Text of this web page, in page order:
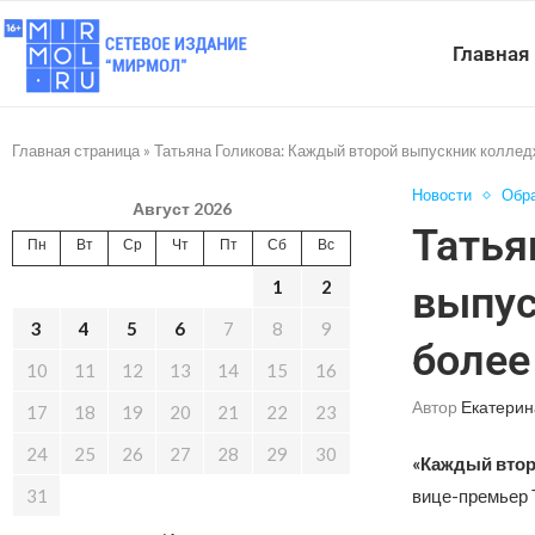
Главная
Главная страница » Татьяна Голикова: Каждый второй выпускник
Новости
Автор
«Каждый
вице-премьер
Август 2026
Пн Вт Ср Чт Пт Сб Вс
1
2
3
4 5 6 7 8
9
10
11 12 13 14 15
16
17
18 19 20 21 22
23
24
25 26 27 28 29
30
31